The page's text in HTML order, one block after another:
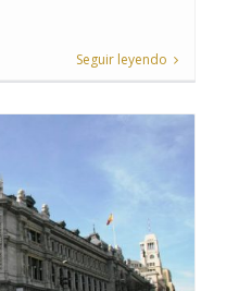
Seguir leyendo